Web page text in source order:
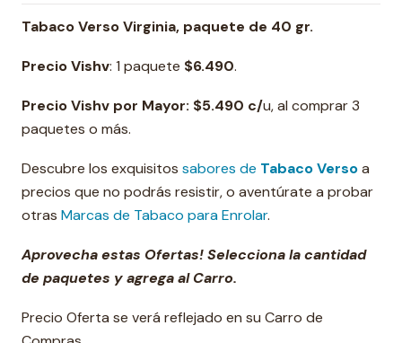
Tabaco Verso Virginia, paquete de 40 gr.
PrecioVishv: 1 paquete $6.490.
Precio Vishv por Mayor: $5.490 c/u, al comprar 3
paquetes o más.
Descubre los exquisitos sabores de Tabaco Versoa
precios que no podrás resistir, o aventúrate a probar
otras Marcas de Tabaco para Enrolar.
Aprovecha estas Ofertas! Selecciona la cantidad
de paquetes y agrega al Carro.
Precio Oferta se verá reflejado en su Carro de